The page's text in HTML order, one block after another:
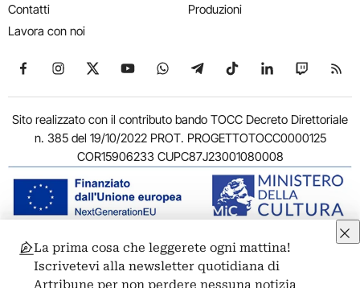
Contatti
Lavora con noi
Produzioni
Seguici su Facebook
Seguici su Instagram
Seguici su X
Seguici su YouTube
Seguici su WhatsApp
Seguici su Telegram
Seguici su TikTok
Seguici su
Seguici
Sito realizzato con il contributo bando TOCC Decreto Direttoriale
n. 385 del 19/10/2022 PROT. PROGETTOTOCC0000125
COR15906233 CUPC87J23001080008
© 2011-2026 ARTRIBUNE srl – Corso Vittorio Emanuele II, 287 –
00186 Roma - P.I. 11381581005
La prima cosa che leggerete ogni mattina!
Iscrivetevi alla newsletter quotidiana di
Artribune per non perdere nessuna notizia